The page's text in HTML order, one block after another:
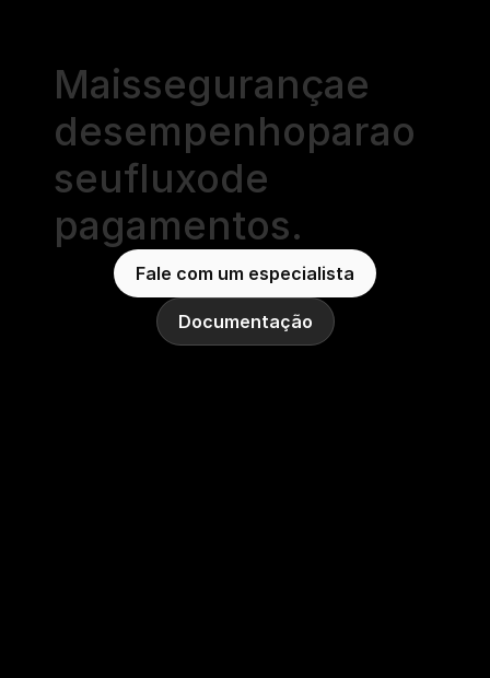
Maissegurançae
desempenhoparao
seufluxode
pagamentos.
Fale com um especialista
Documentação